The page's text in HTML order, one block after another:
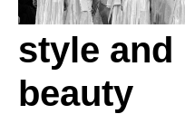
style and
beauty